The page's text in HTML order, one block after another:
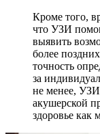
Кроме того,
что УЗИ
выявить
более
точность
за
не менее,
акушерской
здоровье как